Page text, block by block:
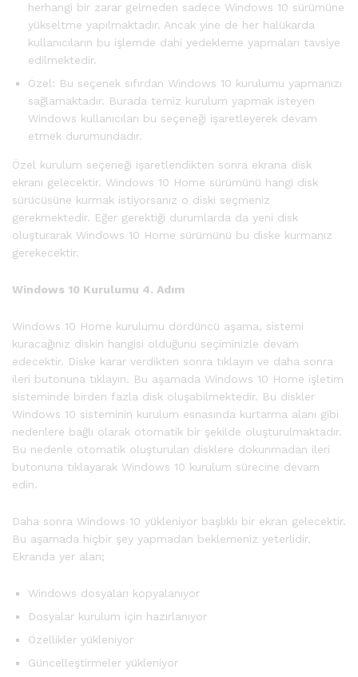
herhangi bir zarar gelmeden sadece Windows 10 sürümüne
yükseltme yapılmaktadır. Ancak yine de her halükarda
kullanıcıların bu işlemde dahi yedekleme yapmaları tavsiye
edilmektedir.
Özel: Bu seçenek sıfırdan Windows 10 kurulumu yapmanızı
sağlamaktadır. Burada temiz kurulum yapmak isteyen
Windows kullanıcıları bu seçeneği işaretleyerek devam
etmek durumundadır.
Özel kurulum seçeneği işaretlendikten sonra ekrana disk
ekranı gelecektir. Windows 10 Home sürümünü hangi disk
sürücüsüne kurmak istiyorsanız o diski seçmeniz
gerekmektedir. Eğer gerektiği durumlarda da yeni disk
oluşturarak Windows 10 Home sürümünü bu diske kurmanız
gerekecektir.
Windows 10 Kurulumu 4. Adım
Windows 10 Home kurulumu dördüncü aşama, sistemi
kuracağınız diskin hangisi olduğunu seçiminizle devam
edecektir. Diske karar verdikten sonra tıklayın ve daha sonra
ileri butonuna tıklayın. Bu aşamada Windows 10 Home işletim
sisteminde birden fazla disk oluşabilmektedir. Bu diskler
Windows 10 sisteminin kurulum esnasında kurtarma alanı gibi
nedenlere bağlı olarak otomatik bir şekilde oluşturulmaktadır.
Bu nedenle otomatik oluşturulan disklere dokunmadan ileri
butonuna tıklayarak Windows 10 kurulum sürecine devam
edin.
Daha sonra Windows 10 yükleniyor başlıklı bir ekran gelecektir.
Bu aşamada hiçbir şey yapmadan beklemeniz yeterlidir.
Ekranda yer alan;
Windows dosyaları kopyalanıyor
Dosyalar kurulum için hazırlanıyor
Özellikler yükleniyor
Güncelleştirmeler yükleniyor